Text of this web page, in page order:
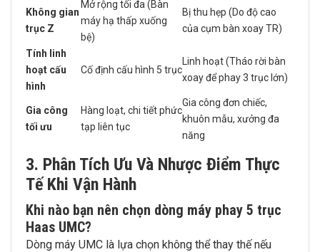
Không gian
trục Z
Mở rộng tối đa (Bàn
máy hạ thấp xuống
bệ)
Bị thu hẹp (Do độ cao
của cụm bàn xoay TR)
Tính linh
hoạt cấu
hình
Cố định cấu hình 5 trục
Linh hoạt (Tháo rời bàn
xoay để phay 3 trục lớn)
Gia công
tối ưu
Hàng loạt, chi tiết phức
tạp liên tục
Gia công đơn chiếc,
khuôn mẫu, xưởng đa
năng
3. Phân Tích Ưu Và Nhược Điểm Thực
Tế Khi Vận Hành
Khi nào bạn nên chọn dòng máy phay 5 trục
Haas UMC?
Dòng máy UMC là lựa chọn không thể thay thế nếu